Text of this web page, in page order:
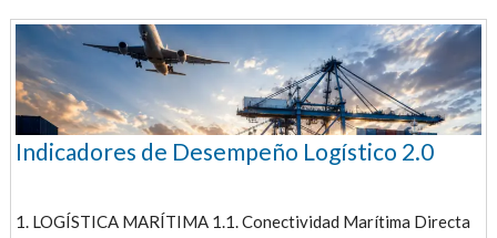
Indicadores de Desempeño Logístico 2.0
1. LOGÍSTICA MARÍTIMA 1.1. Conectividad Marítima Directa